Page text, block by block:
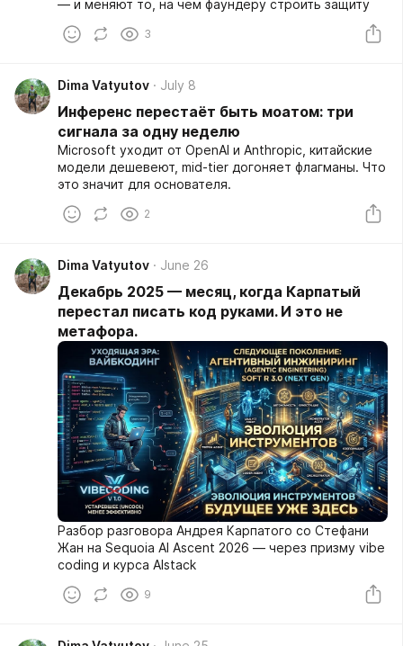
— и меняют то, на чём фаундеру строить защиту
3
Dima Vatyutov July 8
Инференс перестаёт быть моатом: три
сигнала за одну неделю
Microsoft уходит от OpenAI и Anthropic, китайские
модели дешевеют, mid-tier догоняет флагманы. Что
это значит для основателя.
2
Dima Vatyutov June 26
Декабрь 2025 — месяц, когда Карпатый
перестал писать код руками. И это не
метафора.
Разбор разговора Андрея Карпатого со Стефани
Жан на Sequoia AI Ascent 2026 — через призму vibe
coding и курса AIstack
9